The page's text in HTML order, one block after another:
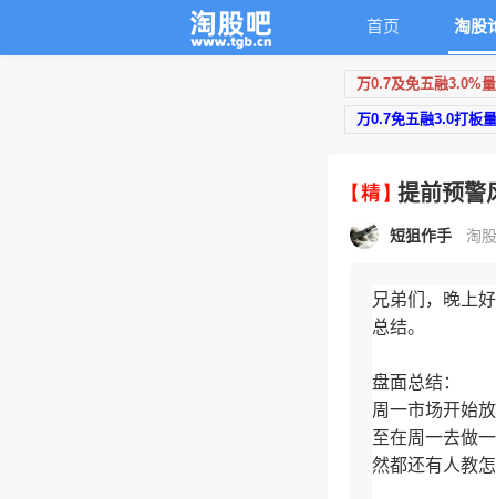
首页 淘股
万0.7及免五融3.0%
万0.7免五融3.0打板
提前预警
短狙作手 淘
兄弟们，晚上
总结。
盘面总结：
周一市场开始
至在周一去做
然都还有人教